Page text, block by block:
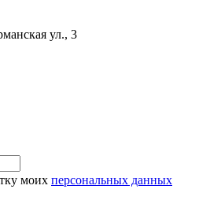
ул., 3
моих персональных данных